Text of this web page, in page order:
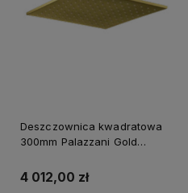
Deszczownica kwadratowa
300mm Palazzani Gold
4 012,00 zł